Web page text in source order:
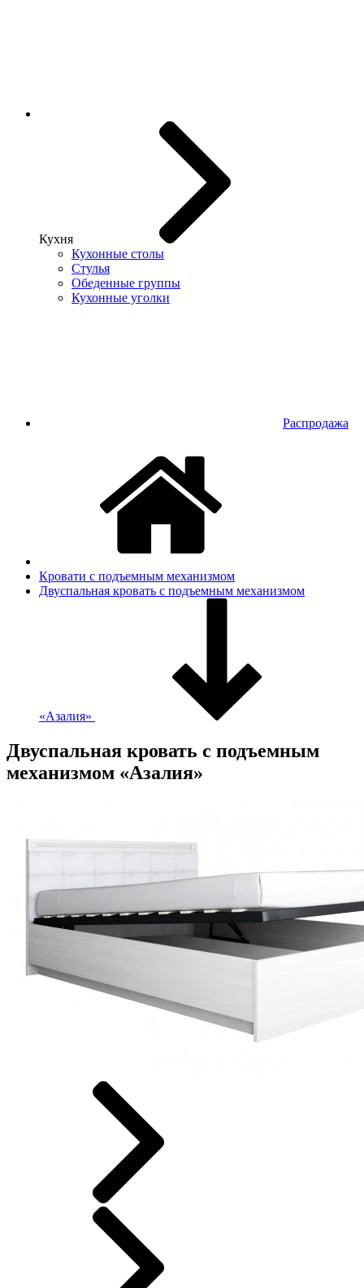
Кухня
Кухонные столы
Стулья
Обеденные группы
Кухонные уголки
Распродажа
Кровати с подъемным механизмом
Двуспальная кровать с подъемным механизмом
«Азалия»
Двуспальная кровать с подъемным
механизмом «Азалия»